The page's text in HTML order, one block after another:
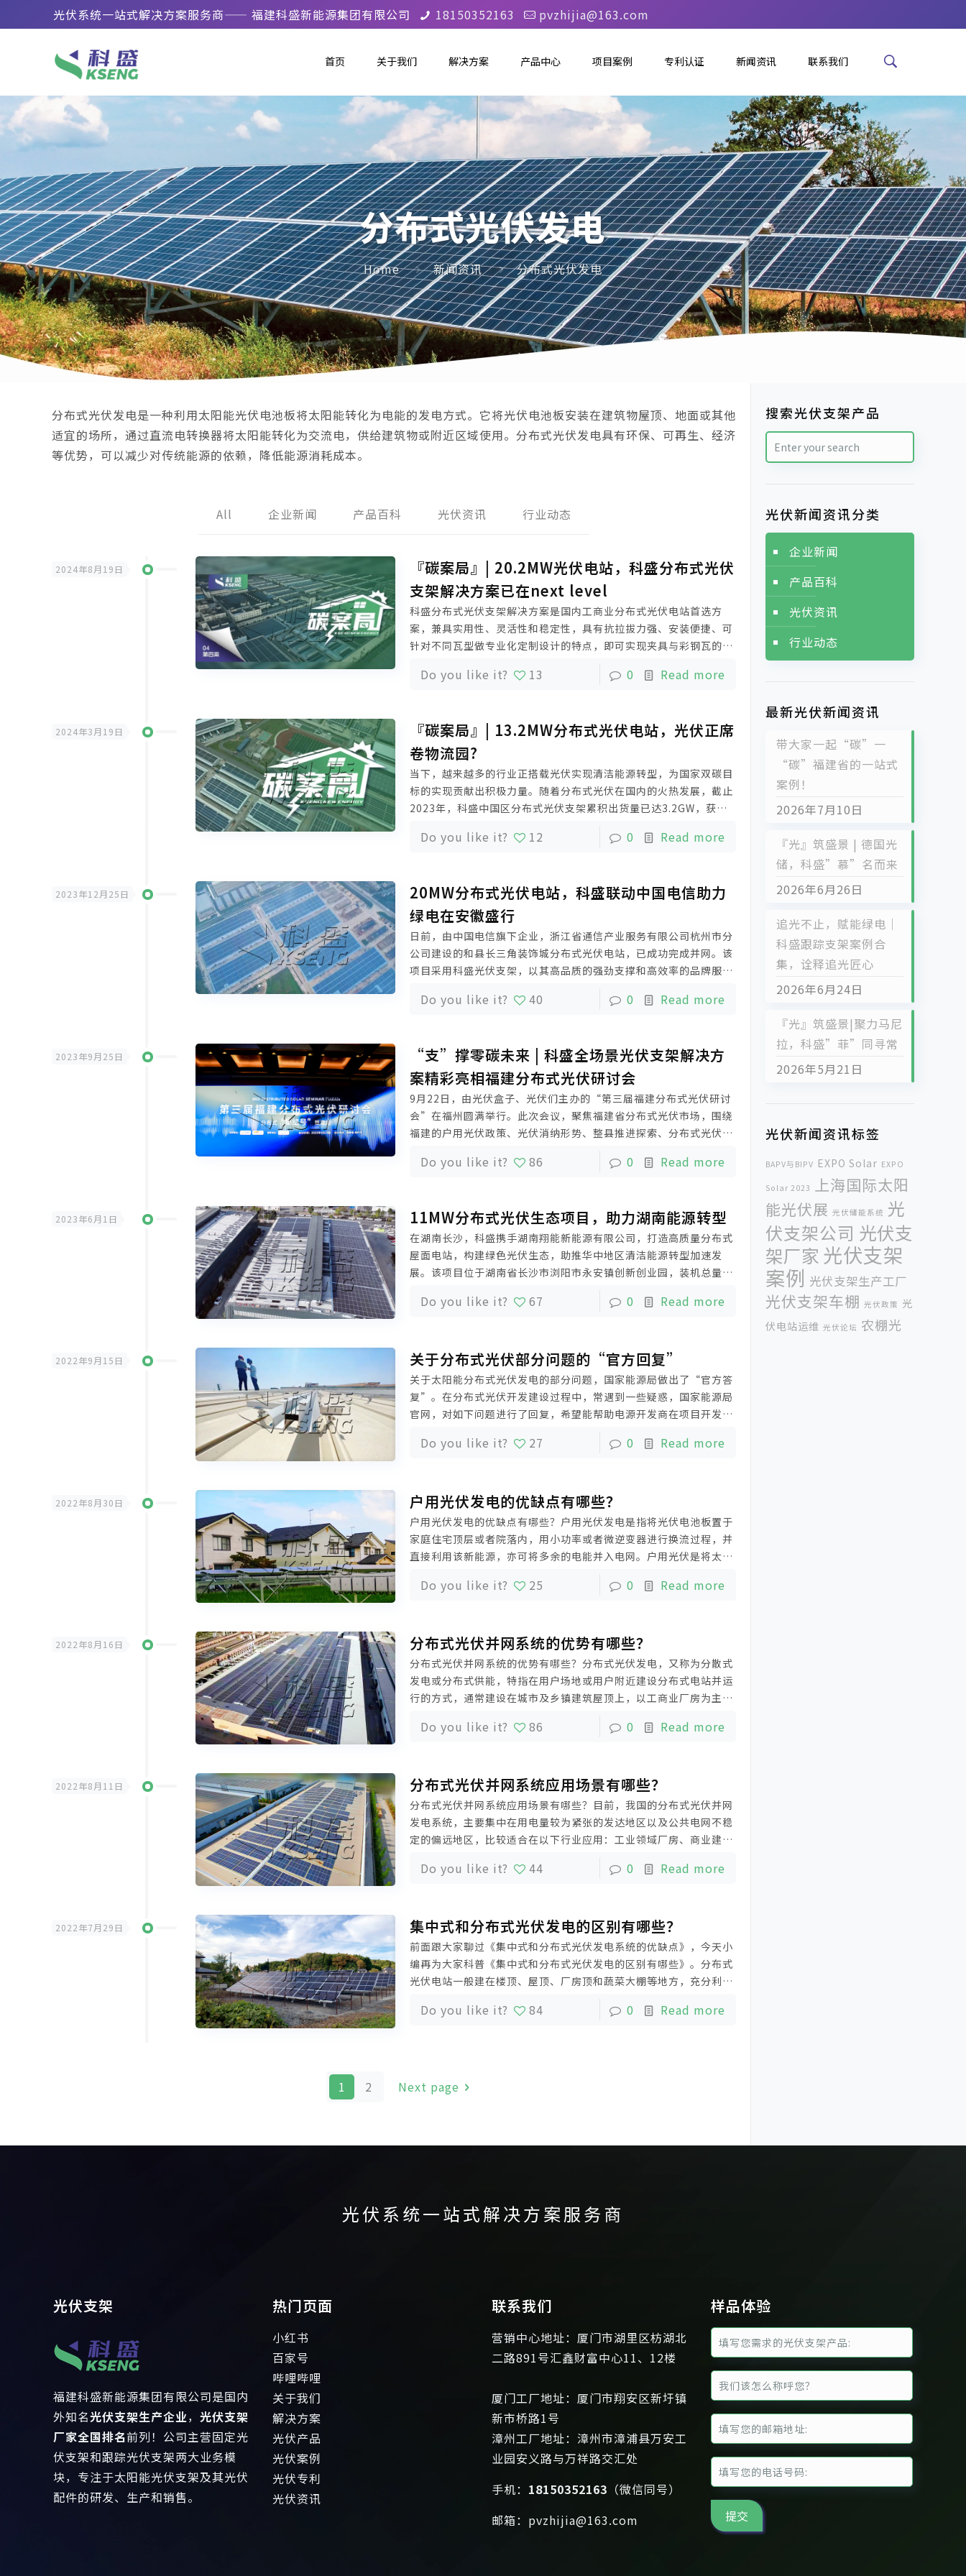
光伏系统一站式解决方案服务商—— 福建科盛新能源集团有限公司 18150352163 pvzhijia@163.com
首页 关于我们 解决方案 产品中心 项目案例 专利认证 新闻资讯 联系我们
分布式光伏发电
Home 新闻资讯 分布式光伏发电
分布式光伏发电是一种利用太阳能光伏电池板将太阳能转化为电能的发电方式。它将光伏电池板安装在建筑物屋顶、地面或其他
适宜的场所，通过直流电转换器将太阳能转化为交流电，供给建筑物或附近区域使用。分布式光伏发电具有环保、可再生、经济
等优势，可以减少对传统能源的依赖，降低能源消耗成本。
All 企业新闻 产品百科 光伏资讯 行业动态
2024年8月19日
『碳案局』| 20.2MW光伏电站，科盛分布式光伏
支架解决方案已在next level
科盛分布式光伏支架解决方案是国内工商业分布式光伏电站首选方
案，兼具实用性、灵活性和稳定性，具有抗拉拔力强、安装便捷、可
针对不同瓦型做专业化定制设计的特点，即可实现夹具与彩钢瓦的完
美配合效果，又能有效减少安装时间从而降低成本，保障项目快速交
付。
Do you like it? 13 0 Read more
2024年3月19日
『碳案局』| 13.2MW分布式光伏电站，光伏正席
卷物流园?
当下，越来越多的行业正搭载光伏实现清洁能源转型，为国家双碳目
标的实现贡献出积极力量。随着分布式光伏在国内的火热发展，截止
2023年，科盛中国区分布式光伏支架累积出货量已达3.2GW，获得
中国区铝合金光伏支架市场增长率第一的实绩。目前，由科盛提供支
撑的赣州臻顺智慧物流园分布式光伏电站。
Do you like it? 12 0 Read more
2023年12月25日
20MW分布式光伏电站，科盛联动中国电信助力
绿电在安徽盛行
日前，由中国电信旗下企业，浙江省通信产业服务有限公司杭州市分
公司建设的和县长三角装饰城分布式光伏电站，已成功完成并网。该
项目采用科盛光伏支架，以其高品质的强劲支撑和高效率的品牌服
务，让项目所在之处每束光都转化为澎湃绿能。
Do you like it? 40 0 Read more
2023年9月25日
“支”撑零碳未来 | 科盛全场景光伏支架解决方
案精彩亮相福建分布式光伏研讨会
9月22日，由光伏盒子、光伏们主办的“第三届福建分布式光伏研讨
会”在福州圆满举行。此次会议，聚焦福建省分布式光伏市场，围绕
福建的户用光伏政策、光伏消纳形势、整县推进探索、分布式光伏开
发流程、能源转型、项目融资、碳交易等焦点话题展开讨论。科盛受
邀参与此次会议，并发表精彩演讲。
Do you like it? 86 0 Read more
2023年6月1日 11MW分布式光伏生态项目，助力湖南能源转型
在湖南长沙，科盛携手湖南翔能新能源有限公司，打造高质量分布式
屋面电站，构建绿色光伏生态，助推华中地区清洁能源转型加速发
展。该项目位于湖南省长沙市浏阳市永安镇创新创业园，装机总量
11MW，采用科盛光伏系统一站式解决方案，包含科盛光伏支和阳光
电源光伏逆变器产品，目前已完工并网，持续发电中。
Do you like it? 67 0 Read more
2022年9月15日 关于分布式光伏部分问题的“官方回复”
关于太阳能分布式光伏发电的部分问题，国家能源局做出了“官方答
复”。在分布式光伏开发建设过程中，常遇到一些疑惑，国家能源局
官网，对如下问题进行了回复，希望能帮助电源开发商在项目开发、
建设中遇到的问题。今天科盛小编就科普给大家。
Do you like it? 27 0 Read more
2022年8月30日 户用光伏发电的优缺点有哪些？
户用光伏发电的优缺点有哪些？户用光伏发电是指将光伏电池板置于
家庭住宅顶层或者院落内，用小功率或者微逆变器进行换流过程，并
直接利用该新能源，亦可将多余的电能并入电网。户用光伏是将太阳
能直接转换为电能的分布式发电系统，遵循就近发电、就近并网、就
近转换、就近使用的原则。
Do you like it? 25 0 Read more
2022年8月16日 分布式光伏并网系统的优势有哪些？
分布式光伏并网系统的优势有哪些？分布式光伏发电，又称为分散式
发电或分布式供能，特指在用户场地或用户附近建设分布式电站并运
行的方式，通常建设在城市及乡镇建筑屋顶上，以工商业厂房为主。
分布式光伏充分利用当地太阳能资源，替代传统化石能源发电，实现
节能减排、绿色发电。
Do you like it? 86 0 Read more
2022年8月11日 分布式光伏并网系统应用场景有哪些？
分布式光伏并网系统应用场景有哪些？目前，我国的分布式光伏并网
发电系统，主要集中在用电量较为紧张的发达地区以及公共电网不稳
定的偏远地区，比较适合在以下行业应用：工业领域厂房、商业建
筑、农业设施、市政等公共建筑物以及边远农牧区及海岛。
Do you like it? 44 0 Read more
2022年7月29日 集中式和分布式光伏发电的区别有哪些？
前面跟大家聊过《集中式和分布式光伏发电系统的优缺点》，今天小
编再为大家科普《集中式和分布式光伏发电的区别有哪些》。分布式
光伏电站一般建在楼顶、屋顶、厂房顶和蔬菜大棚等地方，充分利用
空间；集中式光伏电站则建在沙漠、戈壁这样的地区，充分利用废弃
的土地资源。
Do you like it? 84 0 Read more
1 2 Next page
搜索光伏支架产品
光伏新闻资讯分类
企业新闻
产品百科
光伏资讯
行业动态
最新光伏新闻资讯
带大家一起“碳”一
“碳”福建省的一站式
案例！
2026年7月10日
『光』筑盛景 | 德国光
储，科盛”慕”名而来
2026年6月26日
追光不止，赋能绿电｜
科盛跟踪支架案例合
集，诠释追光匠心
2026年6月24日
『光』筑盛景|聚力马尼
拉，科盛”菲”同寻常
2026年5月21日
光伏新闻资讯标签
BAPV与BIPV EXPO Solar EXPO
Solar 2023 上海国际太阳
能光伏展 光伏储能系统 光
伏支架公司 光伏支
架厂家 光伏支架
案例 光伏支架生产工厂
光伏支架车棚 光伏政策 光
伏电站运维 光伏论坛 农棚光
光伏系统一站式解决方案服务商
光伏支架
福建科盛新能源集团有限公司是国内
外知名光伏支架生产企业，光伏支架
厂家全国排名前列！公司主营固定光
伏支架和跟踪光伏支架两大业务模
块，专注于太阳能光伏支架及其光伏
配件的研发、生产和销售。
热门页面
小红书
百家号
哔哩哔哩
关于我们
解决方案
光伏产品
光伏案例
光伏专利
光伏资讯
联系我们
营销中心地址：厦门市湖里区枋湖北
二路891号汇鑫财富中心11、12楼
厦门工厂地址：厦门市翔安区新圩镇
新市桥路1号
漳州工厂地址：漳州市漳浦县万安工
业园安义路与万祥路交汇处
手机： 18150352163 （微信同号）
邮箱： pvzhijia@163.com
样品体验